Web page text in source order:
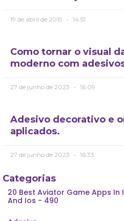
19 de abril de 2019 14:51
Como tornar o visual
moderno com
27 de junho de 2023 16:09
Adesivo decorativo e
aplicados.
27 de junho de 2023 16:33
Categorias
20 Best Aviator Game Apps In
And Ios - 490